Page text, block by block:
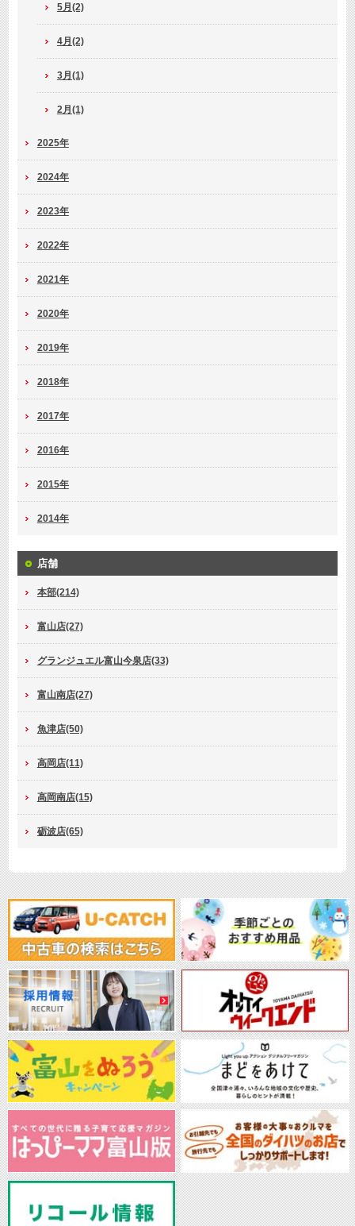
5月(2)
4月(2)
3月(1)
2月(1)
2025年
2024年
2023年
2022年
2021年
2020年
2019年
2018年
2017年
2016年
2015年
2014年
店舗
本部(214)
富山店(27)
グランジュエル富山今泉店(33)
富山南店(27)
魚津店(50)
高岡店(11)
高岡南店(15)
砺波店(65)